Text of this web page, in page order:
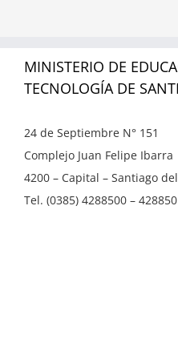
MINISTERIO DE
TECNOLOGÍA DE
24 de Septiembre N° 151
Complejo Juan Felipe Ibarra
4200 – Capital – Santiago
Tel. (0385) 4288500 –